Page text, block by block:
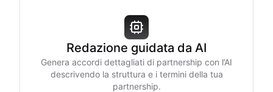
Redazione guidata da AI
Genera accordi dettagliati di partnership con l’AI
descrivendo la struttura e i termini della tua
partnership.